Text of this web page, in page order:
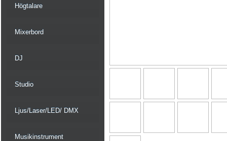
Högtalare
Mixerbord
DJ
Studio
Ljus/Laser/LED/ DMX
Musikinstrument